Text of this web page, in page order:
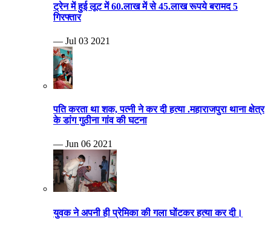
ट्रेन में हुई लूट में 60.लाख में से 45.लाख रूपये बरामद 5
गिरफ्तार
— Jul 03 2021
पति करता था शक, पत्नी ने कर दी हत्या .महाराजपुरा थाना क्षेत्र
के डांग गुठीना गांव की घटना
— Jun 06 2021
युवक ने अपनी ही प्रेमिका की गला घोंटकर हत्या कर दी।